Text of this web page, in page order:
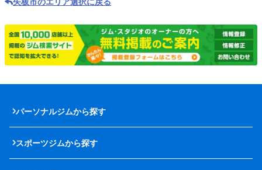
パーソナルジムから探す
スポーツジムから探す